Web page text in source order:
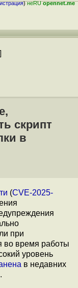
)неRUopennet.me
скрипт
в
(CVE-2025-
при
во время работы
уровень
в недавних